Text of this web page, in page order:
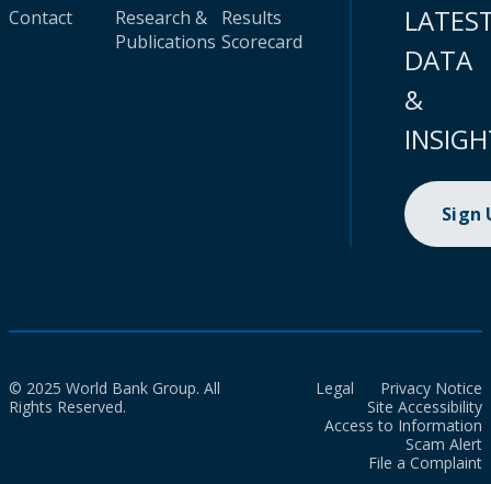
Contact
Research &
Publications
Results
Scorecard
DATA
&
Sign
© 2025 World Bank Group. All
Rights Reserved.
Legal
Privacy Notice
Site Accessibility
Access to Information
Scam Alert
File a Complaint